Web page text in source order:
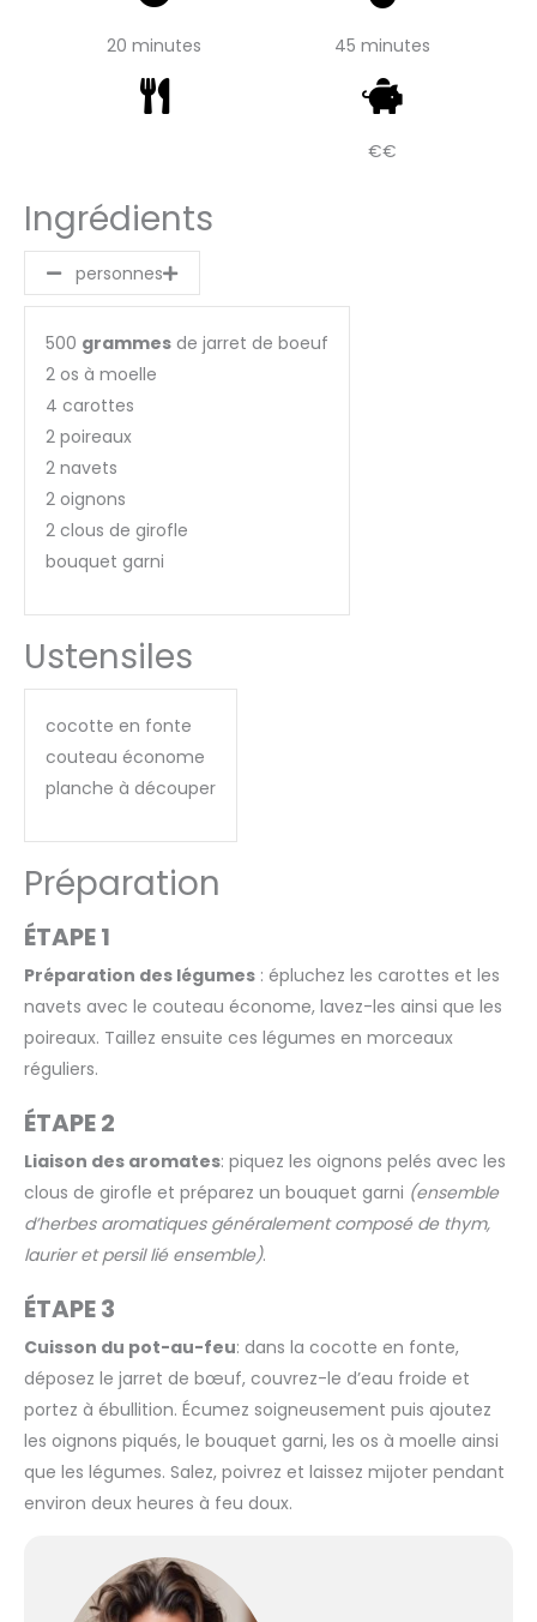
20 minutes 45 minutes
€€
Ingrédients
personnes
500 grammes de jarret de boeuf
2 os à moelle
4 carottes
2 poireaux
2 navets
2 oignons
2 clous de girofle
bouquet garni
Ustensiles
cocotte en fonte
couteau économe
planche à découper
Préparation
ÉTAPE 1
Préparation des légumes : épluchez les carottes et les
navets avec le couteau économe, lavez-les ainsi que les
poireaux. Taillez ensuite ces légumes en morceaux
réguliers.
ÉTAPE 2
Liaison des aromates: piquez les oignons pelés avec les
clous de girofle et préparez un bouquet garni (ensemble
d’herbes aromatiques généralement composé de thym,
laurier et persil lié ensemble).
ÉTAPE 3
Cuisson du pot-au-feu: dans la cocotte en fonte,
déposez le jarret de bœuf, couvrez-le d’eau froide et
portez à ébullition. Écumez soigneusement puis ajoutez
les oignons piqués, le bouquet garni, les os à moelle ainsi
que les légumes. Salez, poivrez et laissez mijoter pendant
environ deux heures à feu doux.